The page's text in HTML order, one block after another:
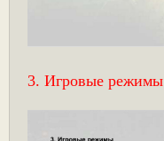
3. Игровые режимы